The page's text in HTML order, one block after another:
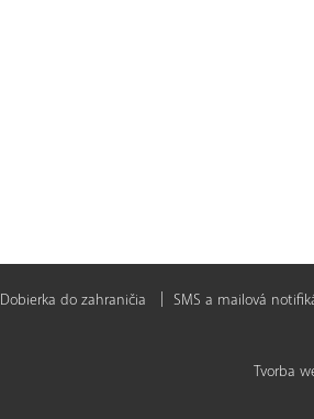
Dobierka do zahraničia SMS a mailová
Tvorba